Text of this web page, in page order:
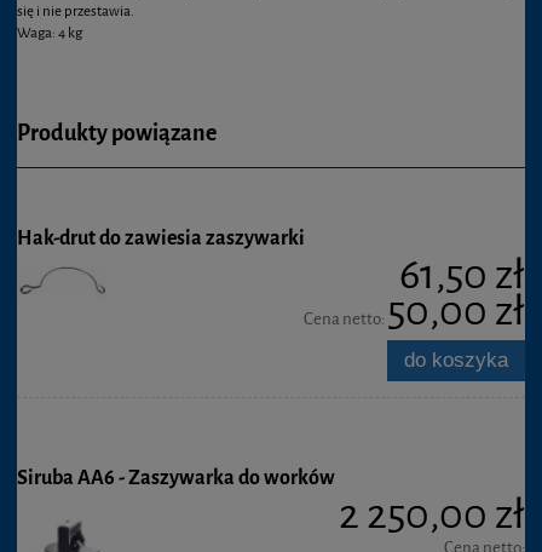
się i nie przestawia.
Waga: 4 kg
Produkty powiązane
Hak-drut do zawiesia zaszywarki
61,50 zł
Cena netto: 50,00 zł
do koszyka
Siruba AA6 - Zaszywarka do worków
2 250,00 zł
Cena netto: